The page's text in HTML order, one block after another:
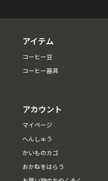
アイテム
コーヒー豆
コーヒー器具
アカウント
マイページ
へんしゅう
かいものカゴ
おかねをはらう